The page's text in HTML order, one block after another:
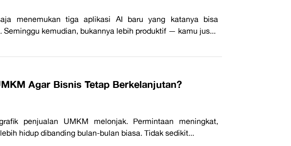
menemukan tiga aplikasi AI baru yang katanya bisa
kemudian, bukannya lebih produktif — kamu jus...
Agar Bisnis Tetap Berkelanjutan?
penjualan UMKM melonjak. Permintaan meningkat,
hidup dibanding bulan-bulan biasa. Tidak sedikit...